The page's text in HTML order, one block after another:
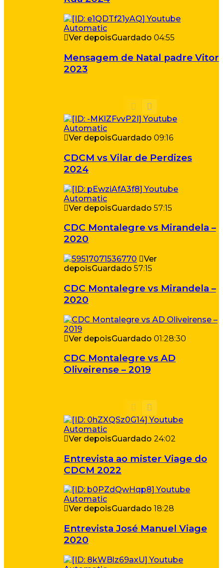
Ver depoisGuardado 04:55
Mensagem de Natal padre Vitor
2023
Ver depoisGuardado 09:16
CDCM vs Vilar de Perdizes
2024
Ver depoisGuardado 57:15
CDC Montalegre vs Mirandela –
2020
Ver
depoisGuardado 57:15
CDC Montalegre vs Mirandela –
2020
Ver depoisGuardado 01:28:30
CDC Montalegre vs AD
Oliveirense – 2019
Ver depoisGuardado 24:02
Entrevista ao mister Viage do
CDCM 2022
Ver depoisGuardado 18:28
Entrevista José Manuel Viage
2020